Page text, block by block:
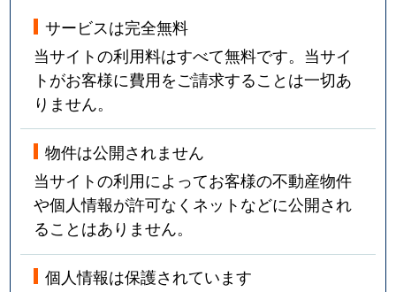
サービスは完全無料
当サイトの利用料はすべて無料です。当サイ
トがお客様に費用をご請求することは一切あ
りません。
物件は公開されません
当サイトの利用によってお客様の不動産物件
や個人情報が許可なくネットなどに公開され
ることはありません。
個人情報は保護されています